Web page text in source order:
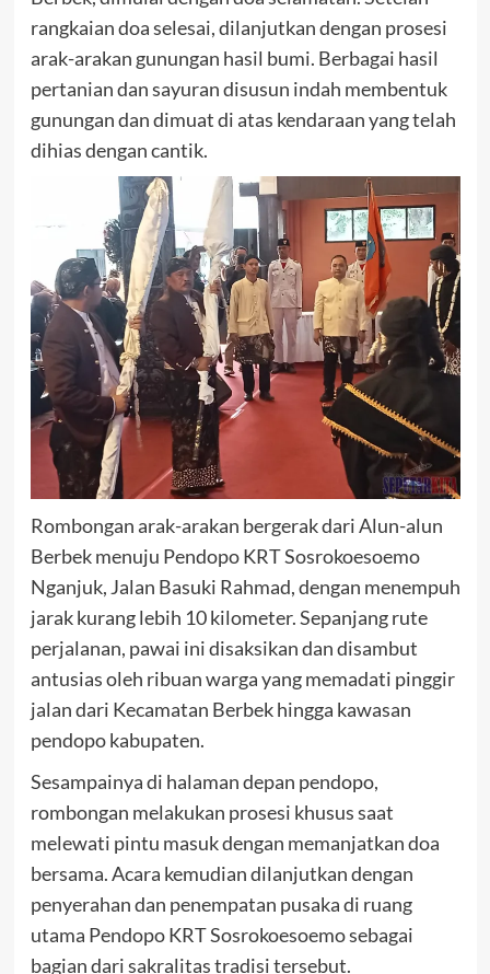
rangkaian doa selesai, dilanjutkan dengan prosesi
arak-arakan gunungan hasil bumi. Berbagai hasil
pertanian dan sayuran disusun indah membentuk
gunungan dan dimuat di atas kendaraan yang telah
dihias dengan cantik.
Rombongan arak-arakan bergerak dari Alun-alun
Berbek menuju Pendopo KRT Sosrokoesoemo
Nganjuk, Jalan Basuki Rahmad, dengan menempuh
jarak kurang lebih 10 kilometer. Sepanjang rute
perjalanan, pawai ini disaksikan dan disambut
antusias oleh ribuan warga yang memadati pinggir
jalan dari Kecamatan Berbek hingga kawasan
pendopo kabupaten.
Sesampainya di halaman depan pendopo,
rombongan melakukan prosesi khusus saat
melewati pintu masuk dengan memanjatkan doa
bersama. Acara kemudian dilanjutkan dengan
penyerahan dan penempatan pusaka di ruang
utama Pendopo KRT Sosrokoesoemo sebagai
bagian dari sakralitas tradisi tersebut.